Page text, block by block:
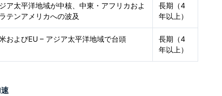
ア太平洋地域が中核、中東・アフリカおよ
テンアメリカへの波及
長期（4
年以上）
およびEU – アジア太平洋地域で台頭
長期（4
年以上）